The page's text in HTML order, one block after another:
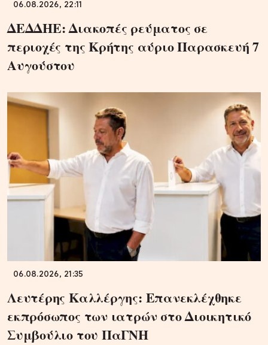
06.08.2026, 22:11
ΔΕΔΔΗΕ: Διακοπές ρεύματος σε
περιοχές της Κρήτης αύριο Παρασκευή 7
Αυγούστου
06.08.2026, 21:35
Λευτέρης Καλλέργης: Επανεκλέχθηκε
εκπρόσωπος των ιατρών στο Διοικητικό
Συμβούλιο του ΠαΓΝΗ